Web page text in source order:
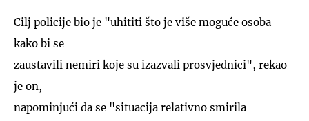
Cilj policije bio je "uhititi što je više moguće osoba
kako bi se
zaustavili nemiri koje su izazvali prosvjednici", rekao
je on,
napominjući da se "situacija relativno smirila